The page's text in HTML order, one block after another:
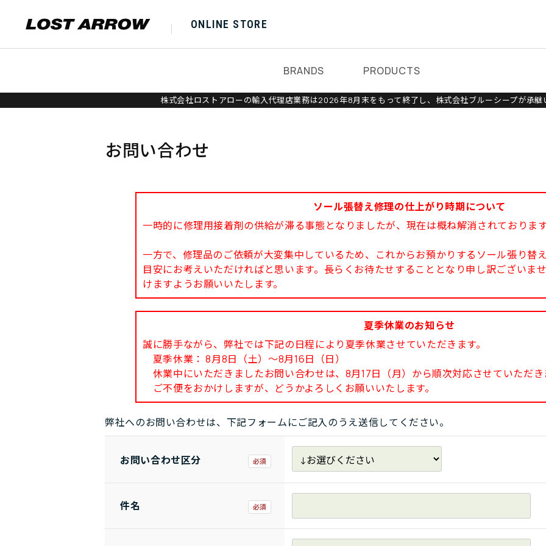
ONLINE STORE
BRANDS PRODUCTS
株式会社ロストアローの輸入代理店業務は2026年8月末をもって終了し、株式会社ブルーシープが承継
お問い合わせ
ソール張替え修理の仕上がり時期について
一時的に修理用接着剤の供給が滞る事態となりましたが、現在は概ね解消されておりま
一方で、修理品のご依頼が大変集中しているため、これからお預かりするソール張り替
目安にお考えいただければと思います。長らくお待たせすることとなり申し訳ございま
けますようお願いいたします。
夏季休業のお知らせ
誠に勝手ながら、弊社では下記の日程により夏季休業させていただきます。
夏季休業： 8月8日（土）～8月16日（日）
休業中にいただきましたお問い合わせは、8月17日（月）から順次対応させていただき
ご不便をおかけしますが、どうかよろしくお願いいたします。
弊社へのお問い合わせは、下記フォームにご記入のうえ送信してください。
お問い合わせ区分
件名